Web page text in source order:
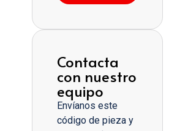
Contacta
con nuestro
equipo
Envíanos este
código de pieza y